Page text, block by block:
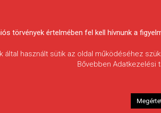
törvények értelmében fel kell hívnunk a
által használt sütik az oldal működéséhez
Bővebben Adatkezelési